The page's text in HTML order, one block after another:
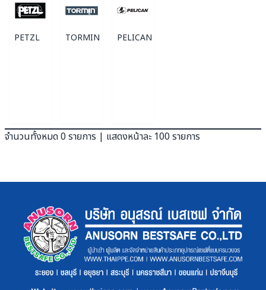
PETZL TORMIN PELICAN
จำนวนทั้งหมด 0 รายการ | แสดงหน้าละ 100 รายการ